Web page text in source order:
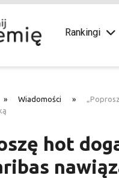
Rankingi
» Wiadomości »
hot